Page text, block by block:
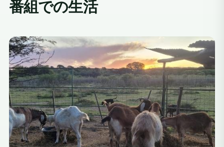
番組での生活